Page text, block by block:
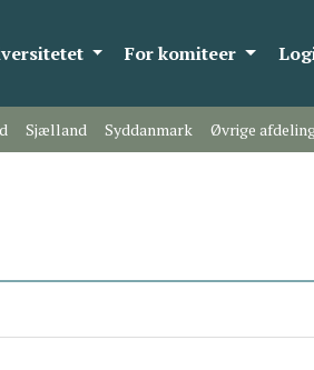
For komiteer
Sjælland Syddanmark Øvrige